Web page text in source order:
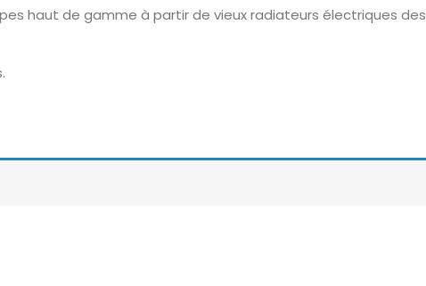
haut de gamme à partir de vieux radiateurs électriques des